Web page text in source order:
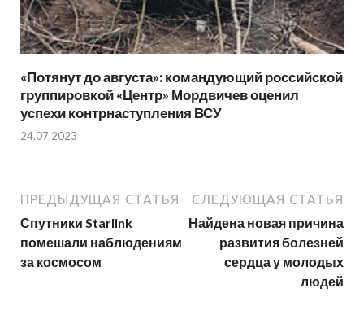
«Потянут до августа»: командующий российской
группировкой «Центр» Мордвичев оценил
успехи контрнаступления ВСУ
24.07.2023
ПРЕДЫДУЩАЯ СТАТЬЯ
Спутники Starlink
помешали наблюдениям
за космосом
СЛЕДУЮЩАЯ СТАТЬЯ
Найдена новая причина
развития болезней
сердца у молодых
людей